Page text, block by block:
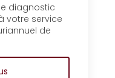
de diagnostic
votre service
de